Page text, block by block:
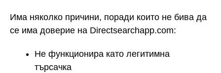
Има няколко причини, поради които не бива да
се има доверие на Directsearchapp.com:
Не функционира като легитимна
търсачка